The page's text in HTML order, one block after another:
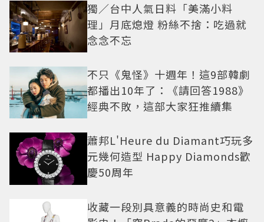
獨／台中人氣日料「美滿小料
理」月底熄燈 粉絲不捨：吃過就
念念不忘
不只《鬼怪》十週年！這9部韓劇
都播出10年了：《請回答1988》
經典不敗，這部大家狂推續集
蕭邦L'Heure du Diamant巧玩多
元幾何造型 Happy Diamonds歡
慶50周年
收藏一段別具意義的時尚史和電